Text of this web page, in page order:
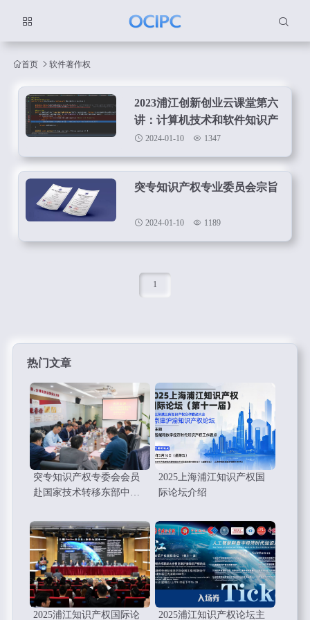
首页 软件著作权
2023浦江创新创业云课堂第六
讲：计算机技术和软件知识产
权保护
2024-01-10 1347
突专知识产权专业委员会宗旨
2024-01-10 1189
1
热门文章
突专知识产权专委会会员
赴国家技术转移东部中心
2025上海浦江知识产权国
际论坛介绍
2025浦江知识产权国际论 2025浦江知识产权论坛主